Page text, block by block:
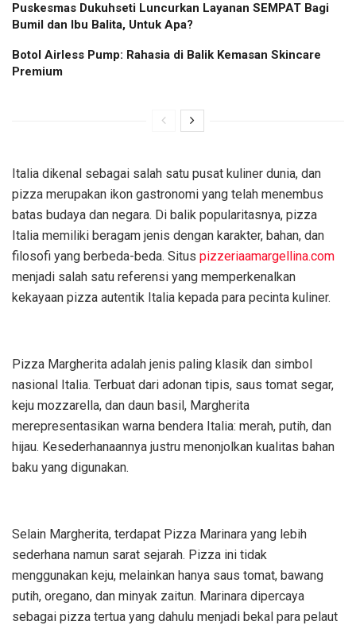
Puskesmas Dukuhseti Luncurkan Layanan SEMPAT Bagi
Bumil dan Ibu Balita, Untuk Apa?
Botol Airless Pump: Rahasia di Balik Kemasan Skincare
Premium
Italia dikenal sebagai salah satu pusat kuliner dunia, dan
pizza merupakan ikon gastronomi yang telah menembus
batas budaya dan negara. Di balik popularitasnya, pizza
Italia memiliki beragam jenis dengan karakter, bahan, dan
filosofi yang berbeda-beda. Situs pizzeriaamargellina.com
menjadi salah satu referensi yang memperkenalkan
kekayaan pizza autentik Italia kepada para pecinta kuliner.
Pizza Margherita adalah jenis paling klasik dan simbol
nasional Italia. Terbuat dari adonan tipis, saus tomat segar,
keju mozzarella, dan daun basil, Margherita
merepresentasikan warna bendera Italia: merah, putih, dan
hijau. Kesederhanaannya justru menonjolkan kualitas bahan
baku yang digunakan.
Selain Margherita, terdapat Pizza Marinara yang lebih
sederhana namun sarat sejarah. Pizza ini tidak
menggunakan keju, melainkan hanya saus tomat, bawang
putih, oregano, dan minyak zaitun. Marinara dipercaya
sebagai pizza tertua yang dahulu menjadi bekal para pelaut